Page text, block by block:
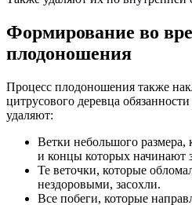
Формирование во
плодоношения
Процесс плодоношения также
цитрусового деревца
удаляют:
Ветки небольшого
и концы которых начинают
Те веточки, которые
нездоровыми, засохли.
Все побеги, которые